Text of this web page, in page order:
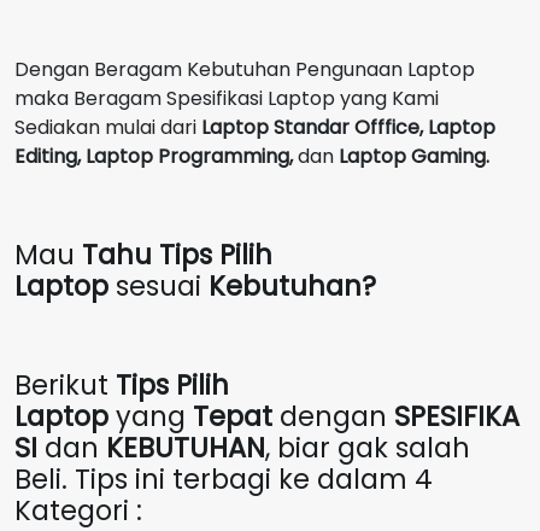
Dengan Beragam Kebutuhan Pengunaan Laptop
maka Beragam Spesifikasi Laptop yang Kami
Sediakan mulai dari Laptop Standar Offfice, Laptop
Editing, Laptop Programming,dan Laptop Gaming.
Mau Tahu Tips Pilih
Laptop sesuai Kebutuhan?
Berikut Tips Pilih
Laptopyang Tepat dengan SPESIFIKA
SI dan KEBUTUHAN, biar gak salah
Beli. Tips ini terbagi ke dalam 4
Kategori :